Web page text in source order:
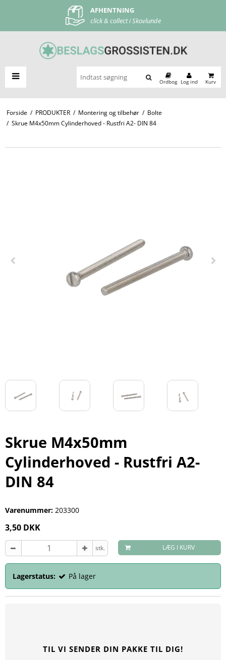
AFHENTNING
click & collect i Skovlunde
FRI FRAGT
ved køb over 500 kr
Ordbog Log ind Kurv
Forside / PRODUKTER / Montering og tilbehør / Bolte
/ Skrue M4x50mm Cylinderhoved - Rustfri A2- DIN 84
Skrue M4x50mm
Cylinderhoved - Rustfri A2-
DIN 84
Varenummer: 203300
3,50 DKK
stk. LÆG I KURV
Lagerstatus: På lager
TIL VI SENDER DIN PAKKE TIL DIG!